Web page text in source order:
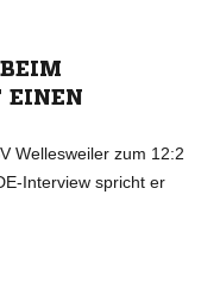
EINEN
Wellesweiler zum 12:2
Interview spricht er